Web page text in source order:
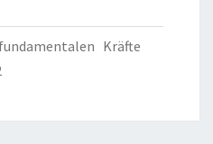
fundamentalen Kräfte